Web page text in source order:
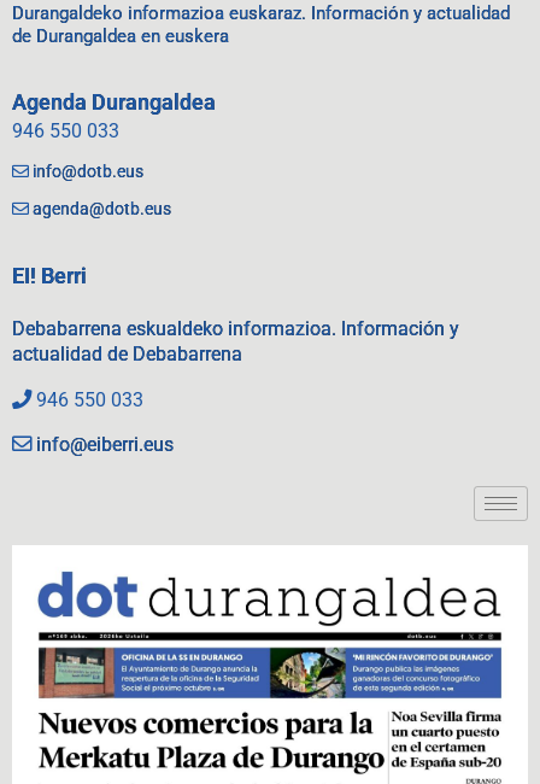
Durangaldeko informazioa euskaraz. Información y actualidad
de Durangaldea en euskera
Agenda Durangaldea
946 550 033
info@dotb.eus
agenda@dotb.eus
EI! Berri
Debabarrena eskualdeko informazioa. Información y
actualidad de Debabarrena
946 550 033
info@eiberri.eus